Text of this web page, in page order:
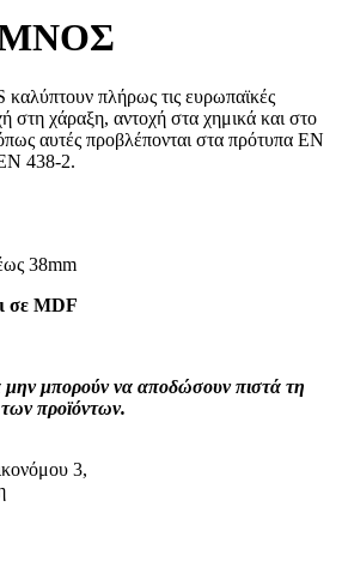
πλήρως τις ευρωπαϊκές
στη χάραξη, αντοχή στα χημικά και στο
αυτές προβλέπονται στα πρότυπα ΕΝ
438-2.
38mm
σε MDF
μην μπορούν να αποδώσουν πιστά τη
προϊόντων.
3,